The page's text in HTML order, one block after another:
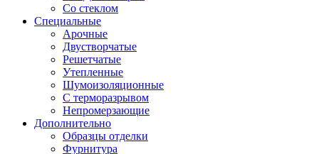
Со стеклом
Специальные
Арочные
Двустворчатые
Решетчатые
Утепленные
Шумоизоляционные
С терморазрывом
Непромерзающие
Дополнительно
Образцы отделки
Фурнитура